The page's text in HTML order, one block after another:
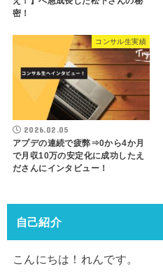
密！
コンサル生実績
2026.02.05
アプデの連続で疲弊⇒0から4か月
で月収10万の安定化に成功したえ
ださんにインタビュー！
自己紹介
こんにちは！れんです。